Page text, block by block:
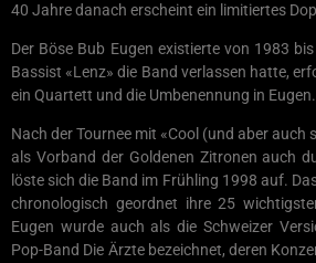
40 Jahre danach erscheint ein limitiertes
Der Böse Bub Eugen existierte von 1983
Bassist «Lenz» die Band verlassen hatte,
ein Quartett und die Umbenennung in Eugen.
Nach der Tournee mit «Cool (und aber auch
als Vorband der Goldenen Zitronen auch
löste sich die Band im Frühling 1998 auf.
chronologisch geordnet ihre 25
Eugen wurde auch als die Schweizer
Pop-Band Die Ärzte bezeichnet, deren